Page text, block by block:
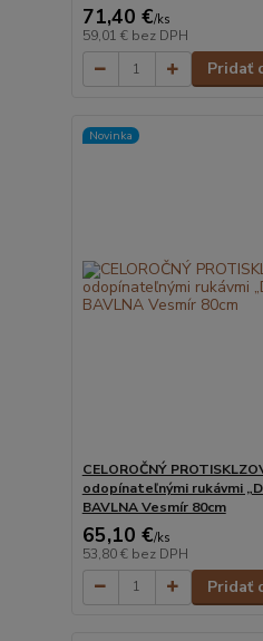
71,40 €/ks
59,01 € bez DPH
Pridať
Novinka
CELOROČNÝ
odopínateľnými rukávmi
BAVLNA Vesmír 80cm
65,10 €/ks
53,80 € bez DPH
Pridať